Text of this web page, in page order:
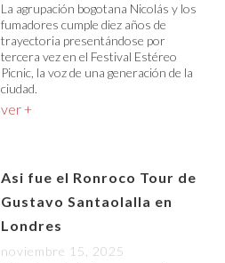
La agrupación bogotana Nicolás y los
fumadores cumple diez años de
trayectoria presentándose por
tercera vez en el Festival Estéreo
Picnic, la voz de una generación de la
ciudad.
ver +
Asi fue el Ronroco Tour de
Gustavo Santaolalla en
Londres
noviembre 15, 2025